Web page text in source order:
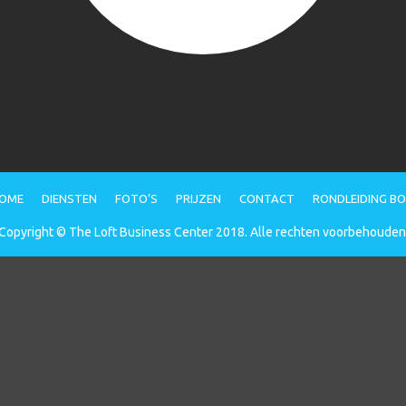
DIENSTEN FOTO’S PRIJZEN CONTACT RONDLEIDING
© The Loft Business Center 2018. Alle rechten